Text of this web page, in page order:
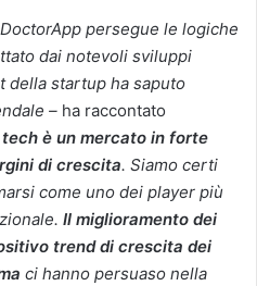
persegue le logiche
dai notevoli sviluppi
della startup ha saputo
– ha raccontato
tech è un mercato in forte
di crescita. Siamo certi
come uno dei player più
Il miglioramento dei
trend di crescita dei
ci hanno persuaso nella